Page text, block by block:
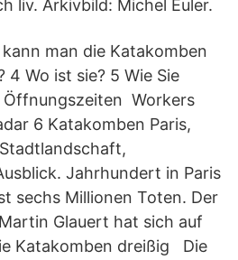
liv. Arkivbild: Michel Euler.
man die Katakomben
4 Wo ist sie? 5 Wie Sie
Workers
6 Katakomben Paris,
Jahrhundert in Paris
sechs Millionen Toten. Der
Glauert hat sich auf
Katakomben dreißig Die